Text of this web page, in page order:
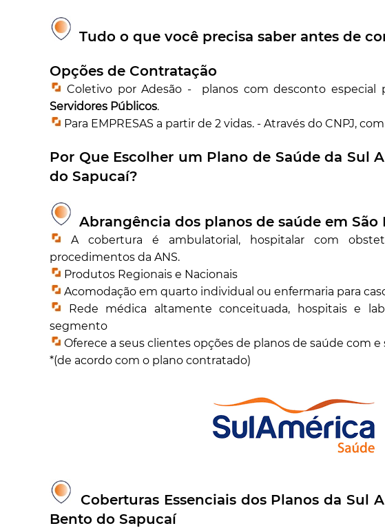
Tudo o que você precisa saber antes de
Opções de Contratação
Coletivo por Adesão - planos com desconto especial
Servidores Públicos.
Para EMPRESAS a partir de 2 vidas. - Através do CNPJ,
Por Que Escolher um Plano de Saúde da Sul
do Sapucaí?
Abrangência dos planos de saúde emSão
A cobertura é ambulatorial, hospitalar com
procedimentos da ANS.
Produtos Regionais e Nacionais
Acomodação em quarto individual ou enfermaria para
Rede médica altamente conceituada, hospitais e
segmento
Oferece a seus clientes opções de planos de saúde com
*(de acordo com o plano contratado)
Coberturas Essenciais dos Planos da Sul
Bento do Sapucaí